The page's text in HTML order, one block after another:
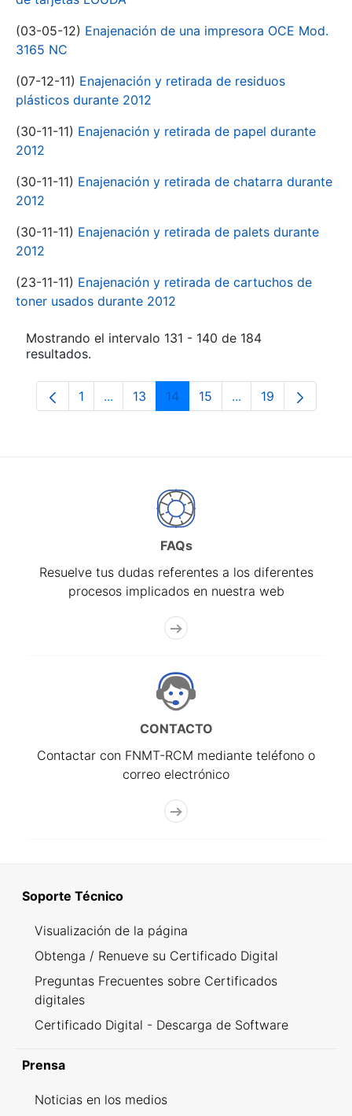
(03-05-12) Enajenación de una impresora OCE Mod.
3165 NC
(07-12-11) Enajenación y retirada de residuos
plásticos durante 2012
(30-11-11) Enajenación y retirada de papel durante
2012
(30-11-11) Enajenación y retirada de chatarra durante
2012
(30-11-11) Enajenación y retirada de palets durante
2012
(23-11-11) Enajenación y retirada de cartuchos de
toner usados durante 2012
Mostrando el intervalo 131 - 140 de 184
resultados.
Página
1 ...Páginas intermedias Use TAB para
Página
13 Página
14 Página
15 ...PáginasPágina
19
FAQs
Resuelve tus dudas referentes a los diferentes
procesos implicados en nuestra web
CONTACTO
Contactar con FNMT-RCM mediante teléfono o
correo electrónico
Soporte Técnico
Visualización de la página
Obtenga / Renueve su Certificado Digital
Preguntas Frecuentes sobre Certificados
digitales
Certificado Digital - Descarga de Software
Prensa
Noticias en los medios